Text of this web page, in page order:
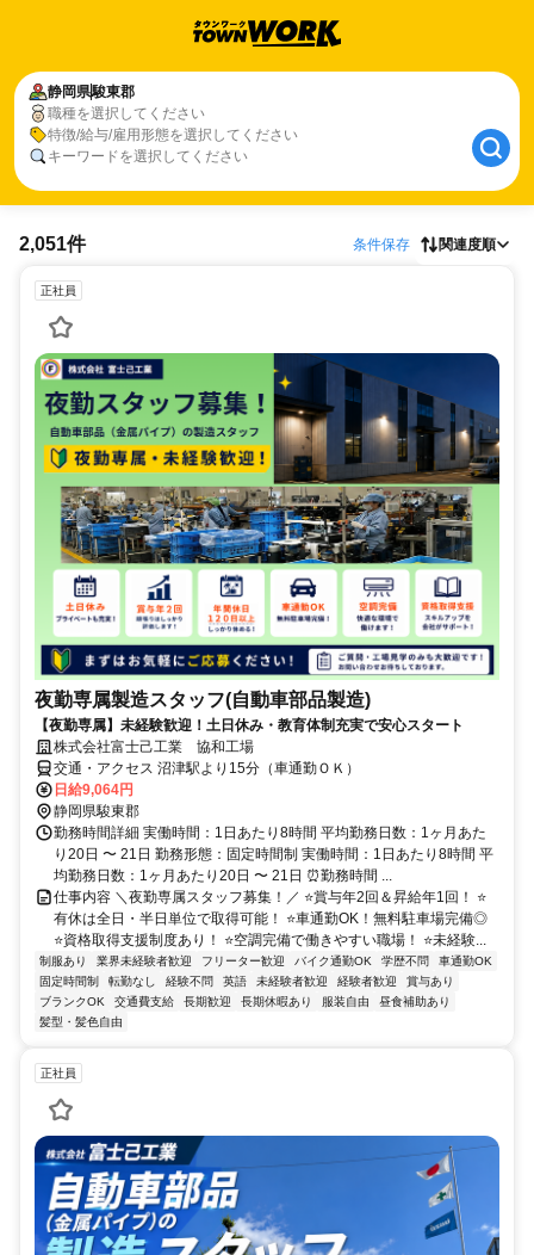
静岡県駿東郡
職種を選択してください
特徴/給与/雇用形態を選択してください
キーワードを選択してください
2,051件 条件保存 関連度順
正社員
夜勤専属製造スタッフ(自動車部品製造)
【夜勤専属】未経験歓迎！土日休み・教育体制充実で安心スタート
株式会社富士己工業 協和工場
交通・アクセス 沼津駅より15分（車通勤ＯＫ）
日給9,064円
静岡県駿東郡
勤務時間詳細 実働時間：1日あたり8時間 平均勤務日数：1ヶ月あた
り20日 〜 21日 勤務形態：固定時間制 実働時間：1日あたり8時間 平
均勤務日数：1ヶ月あたり20日 〜 21日 ⏰勤務時間 ...
仕事内容 ＼夜勤専属スタッフ募集！／ ⭐賞与年2回＆昇給年1回！ ⭐
有休は全日・半日単位で取得可能！ ⭐車通勤OK！無料駐車場完備◎
⭐資格取得支援制度あり！ ⭐空調完備で働きやすい職場！ ⭐未経験...
制服あり 業界未経験者歓迎 フリーター歓迎 バイク通勤OK 学歴不問
車通勤OK
固定時間制
転勤なし 経験不問 英語 未経験者歓迎 経験者歓迎
賞与あり
ブランクOK
交通費支給 長期歓迎 長期休暇あり 服装自由
昼食補助あり
髪型・髪色自由
正社員